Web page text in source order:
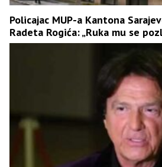
Policajac MUP-a Kantona
Radeta Rogića: „Ruka mu se